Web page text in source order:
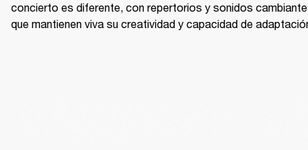
concierto es diferente, con repertorios y sonidos
que mantienen viva su creatividad y capacidad de